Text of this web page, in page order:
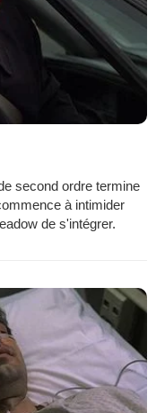
second ordre termine
à intimider
de s'intégrer.